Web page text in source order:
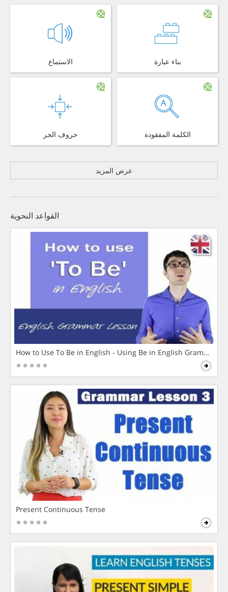
الاستماع بناء عبارة
حروف الجر الكلمة المفقودة
عرض المزيد
القواعد النحوية
How to Use To Be in English - Using Be in English Grammar
Present Continuous Tense